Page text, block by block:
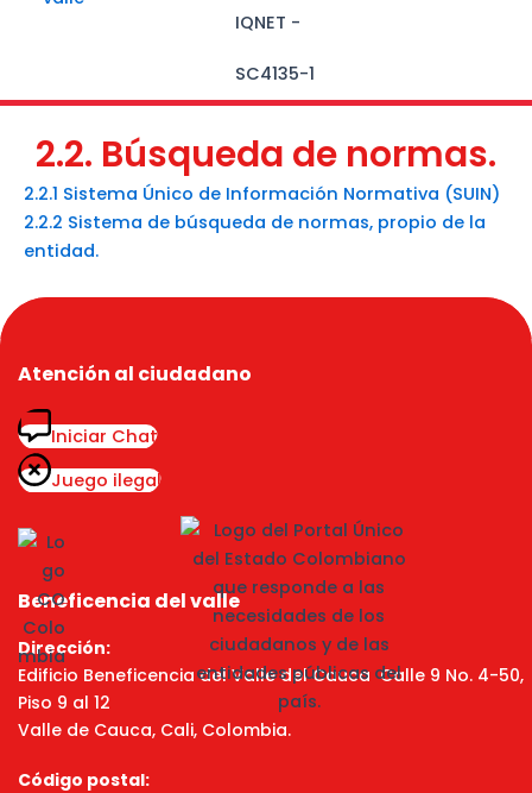
2.2. Búsqueda de normas.
2.2.1 Sistema Único de Información Normativa (SUIN)
2.2.2 Sistema de búsqueda de normas, propio de la
entidad.
Atención al ciudadano
Iniciar Chat
Juego ilegal
Beneficencia del valle
Dirección:
Edificio Beneficencia del Valle del Cauca Calle 9 No. 4-50,
Piso 9 al 12
Valle de Cauca, Cali, Colombia.
Código postal: